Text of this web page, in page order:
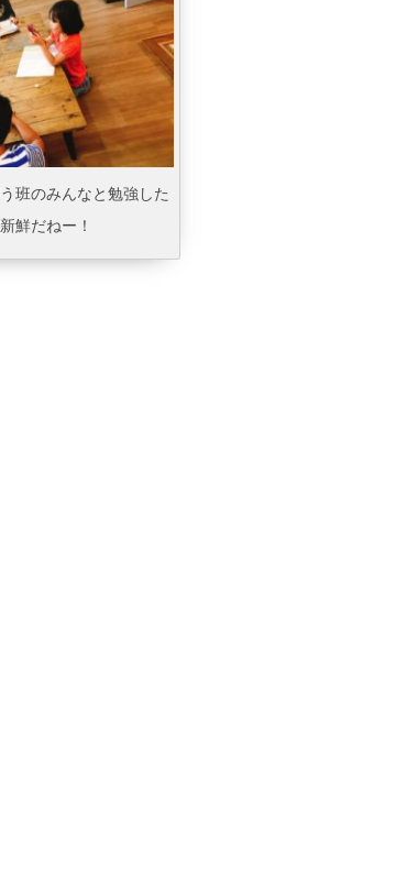
班のみんなと勉強した
鮮だねー！